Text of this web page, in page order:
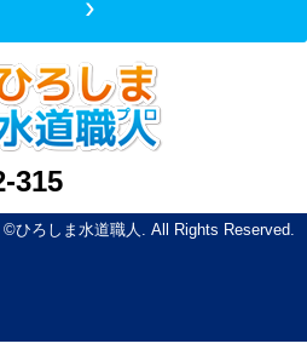
315
©ひろしま水道職人. All Rights Reserved.